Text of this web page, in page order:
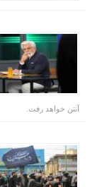
آنتن خواهد رفت.